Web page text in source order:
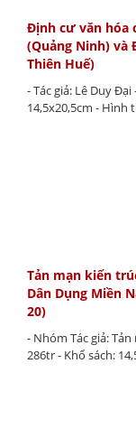
Định cư văn hóa
(Quảng Ninh) và
Thiên Huế)
- Tác giả: Lê Duy
14,5x20,5cm - Hình
Tản mạn kiến
Dân Dụng Miền
20)
- Nhóm Tác giả:
286tr - Khổ sách: